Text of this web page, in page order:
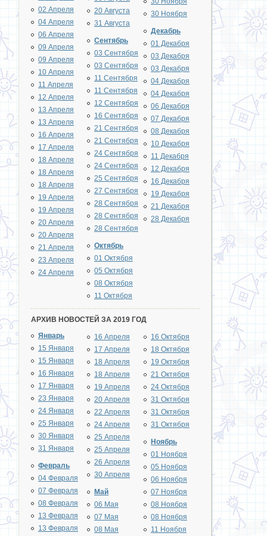
02 Апреля
04 Апреля
06 Апреля
09 Апреля
09 Апреля
10 Апреля
11 Апреля
12 Апреля
13 Апреля
13 Апреля
16 Апреля
17 Апреля
18 Апреля
18 Апреля
18 Апреля
19 Апреля
19 Апреля
20 Апреля
20 Апреля
21 Апреля
23 Апреля
24 Апреля
20 Августа
31 Августа
Сентябрь
03 Сентября
03 Сентября
11 Сентября
11 Сентября
12 Сентября
16 Сентября
21 Сентября
21 Сентября
24 Сентября
24 Сентября
25 Сентября
27 Сентября
28 Сентября
28 Сентября
28 Сентября
Октябрь
01 Октября
05 Октября
08 Октября
11 Октября
30 Ноября
Декабрь
01 Декабря
03 Декабря
03 Декабря
04 Декабря
04 Декабря
06 Декабря
07 Декабря
08 Декабря
10 Декабря
11 Декабря
12 Декабря
16 Декабря
19 Декабря
21 Декабря
28 Декабря
АРХИВ НОВОСТЕЙ ЗА 2019 ГОД
Январь
15 Января
15 Января
16 Января
17 Января
23 Января
24 Января
25 Января
30 Января
31 Января
Февраль
04 Февраля
07 Февраля
08 Февраля
13 Февраля
13 Февраля
16 Апреля
17 Апреля
18 Апреля
18 Апреля
19 Апреля
20 Апреля
22 Апреля
24 Апреля
25 Апреля
25 Апреля
26 Апреля
30 Апреля
Май
06 Мая
07 Мая
08 Мая
16 Октября
18 Октября
19 Октября
21 Октября
24 Октября
31 Октября
31 Октября
31 Октября
Ноябрь
01 Ноября
05 Ноября
06 Ноября
07 Ноября
08 Ноября
08 Ноября
11 Ноября